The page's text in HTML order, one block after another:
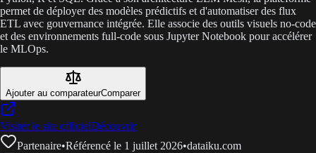
permet de déployer des modèles prédictifs et d'automatiser des flux
ETL avec gouvernance intégrée. Elle associe des outils visuels no-code
et des environnements full-code sous Jupyter Notebook pour accélérer
le MLOps.
Ajouter au comparateurComparer
Visiter le site officielDécouvrir
Partenaire•Référencé le 1 juillet 2026•dataiku.com